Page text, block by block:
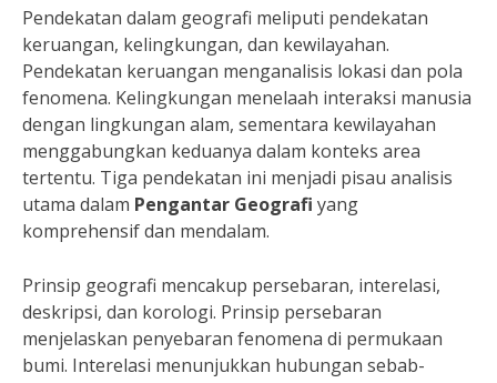
Pendekatan dalam geografi meliputi pendekatan
keruangan, kelingkungan, dan kewilayahan.
Pendekatan keruangan menganalisis lokasi dan pola
fenomena. Kelingkungan menelaah interaksi manusia
dengan lingkungan alam, sementara kewilayahan
menggabungkan keduanya dalam konteks area
tertentu. Tiga pendekatan ini menjadi pisau analisis
utama dalam Pengantar Geografi yang
komprehensif dan mendalam.
Prinsip geografi mencakup persebaran, interelasi,
deskripsi, dan korologi. Prinsip persebaran
menjelaskan penyebaran fenomena di permukaan
bumi. Interelasi menunjukkan hubungan sebab-